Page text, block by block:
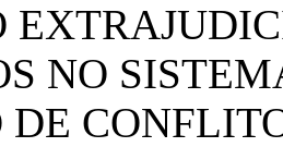
NO
DE